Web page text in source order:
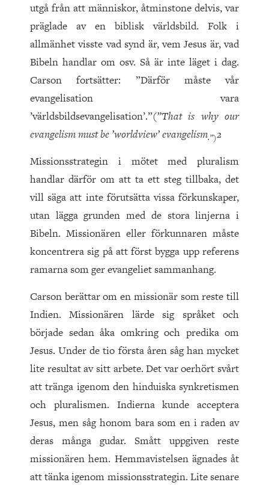
utgå från att människor, åtminstone delvis, var
präglade av en biblisk världsbild. Folk i
allmänhet visste vad synd är, vem Jesus är, vad
Bibeln handlar om osv. Så är inte läget i dag.
Carson fortsätter: ”Därför måste vår
evangelisation vara
’världsbildsevangelisation’.”(”That is why our
evangelism must be ’worldview’ evangelism.”)2
Missionsstrategin i mötet med pluralism
handlar därför om att ta ett steg tillbaka, det
vill säga att inte förutsätta vissa förkunskaper,
utan lägga grunden med de stora linjerna i
Bibeln. Missionären eller förkunnaren måste
koncentrera sig på att först bygga upp referens
ramarna som ger evangeliet sammanhang.
Carson berättar om en missionär som reste till
Indien. Missionären lärde sig språket och
började sedan åka omkring och predika om
Jesus. Under de tio första åren såg han mycket
lite resultat av sitt arbete. Det var oerhört svårt
att tränga igenom den hinduiska synkretismen
och pluralismen. Indierna kunde acceptera
Jesus, men såg honom bara som en i raden av
deras många gudar. Smått uppgiven reste
missionären hem. Hemmavistelsen ägnades åt
att tänka igenom missionsstrategin. Lite senare